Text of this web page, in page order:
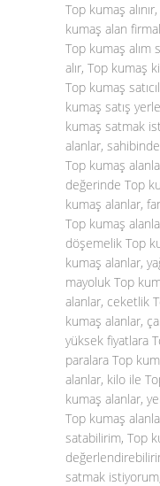
Top kumaş
kumaş alan
Top kumaş alım
alır, Top kumaş
Top kumaş
kumaş satış
kumaş satmak
alanlar,
Top kumaş
değerinde Top
kumaş alanlar,
Top kumaş
döşemelik Top
kumaş alanlar,
mayoluk Top
alanlar, ceketlik
kumaş alanlar,
yüksek fiyatlara
paralara Top
alanlar, kilo ile
kumaş alanlar,
Top kumaş
satabilirim, Top
satmak